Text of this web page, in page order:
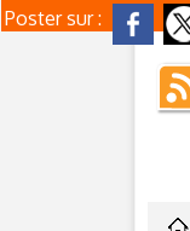
Poster sur :